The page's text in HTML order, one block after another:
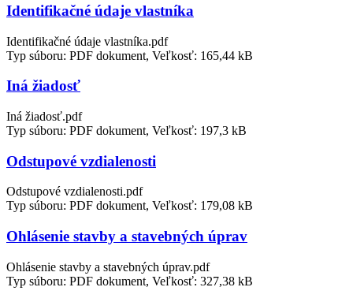
Identifikačné údaje vlastníka
Identifikačné údaje vlastníka.pdf
Typ súboru: PDF dokument, Veľkosť: 165,44 kB
Iná žiadosť
Iná žiadosť.pdf
Typ súboru: PDF dokument, Veľkosť: 197,3 kB
Odstupové vzdialenosti
Odstupové vzdialenosti.pdf
Typ súboru: PDF dokument, Veľkosť: 179,08 kB
Ohlásenie stavby a stavebných úprav
Ohlásenie stavby a stavebných úprav.pdf
Typ súboru: PDF dokument, Veľkosť: 327,38 kB